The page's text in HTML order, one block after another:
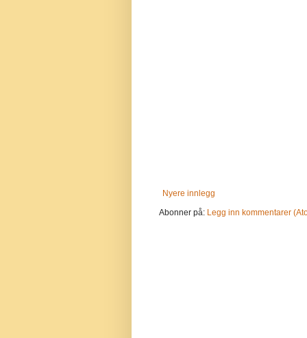
Nyere innlegg
Abonner på: Legg inn kommentarer